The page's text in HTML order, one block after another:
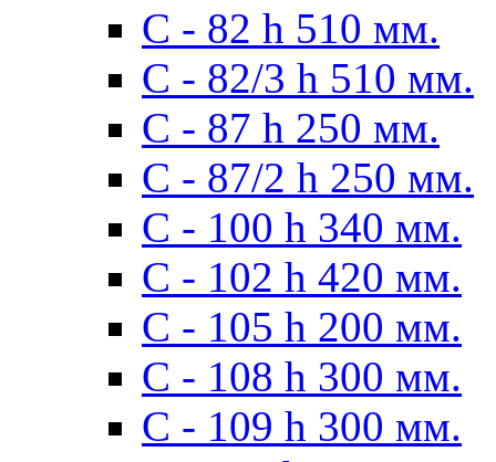
С - 82 h 510 мм.
С - 82/3 h 510 мм.
С - 87 h 250 мм.
С - 87/2 h 250 мм.
С - 100 h 340 мм.
C - 102 h 420 мм.
С - 105 h 200 мм.
С - 108 h 300 мм.
С - 109 h 300 мм.